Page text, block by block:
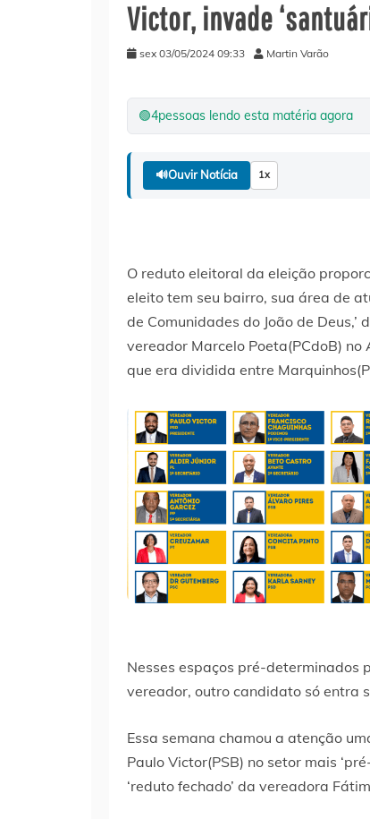
Victor, invade
sex 03/05/2024 09:33 Martin Varão
🟢4pessoas lendo esta matéria agora
🔊Ouvir Notícia 1x
O reduto eleitoral da eleição
eleito tem seu bairro, sua área de
de Comunidades do João de
vereador Marcelo Poeta(PCdoB)
que era dividida entre
Nesses espaços pré-determinados
vereador, outro candidato só entra
Essa semana chamou a atenção
Paulo Victor(PSB) no setor mais
‘reduto fechado’ da vereadora